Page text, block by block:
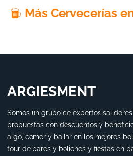
Más Cervecerías
ARGIESMENT
Somos un grupo de expertos
propuestas con descuentos y
algo, comer y bailar en los mejores
tour de bares y boliches y fiestas en